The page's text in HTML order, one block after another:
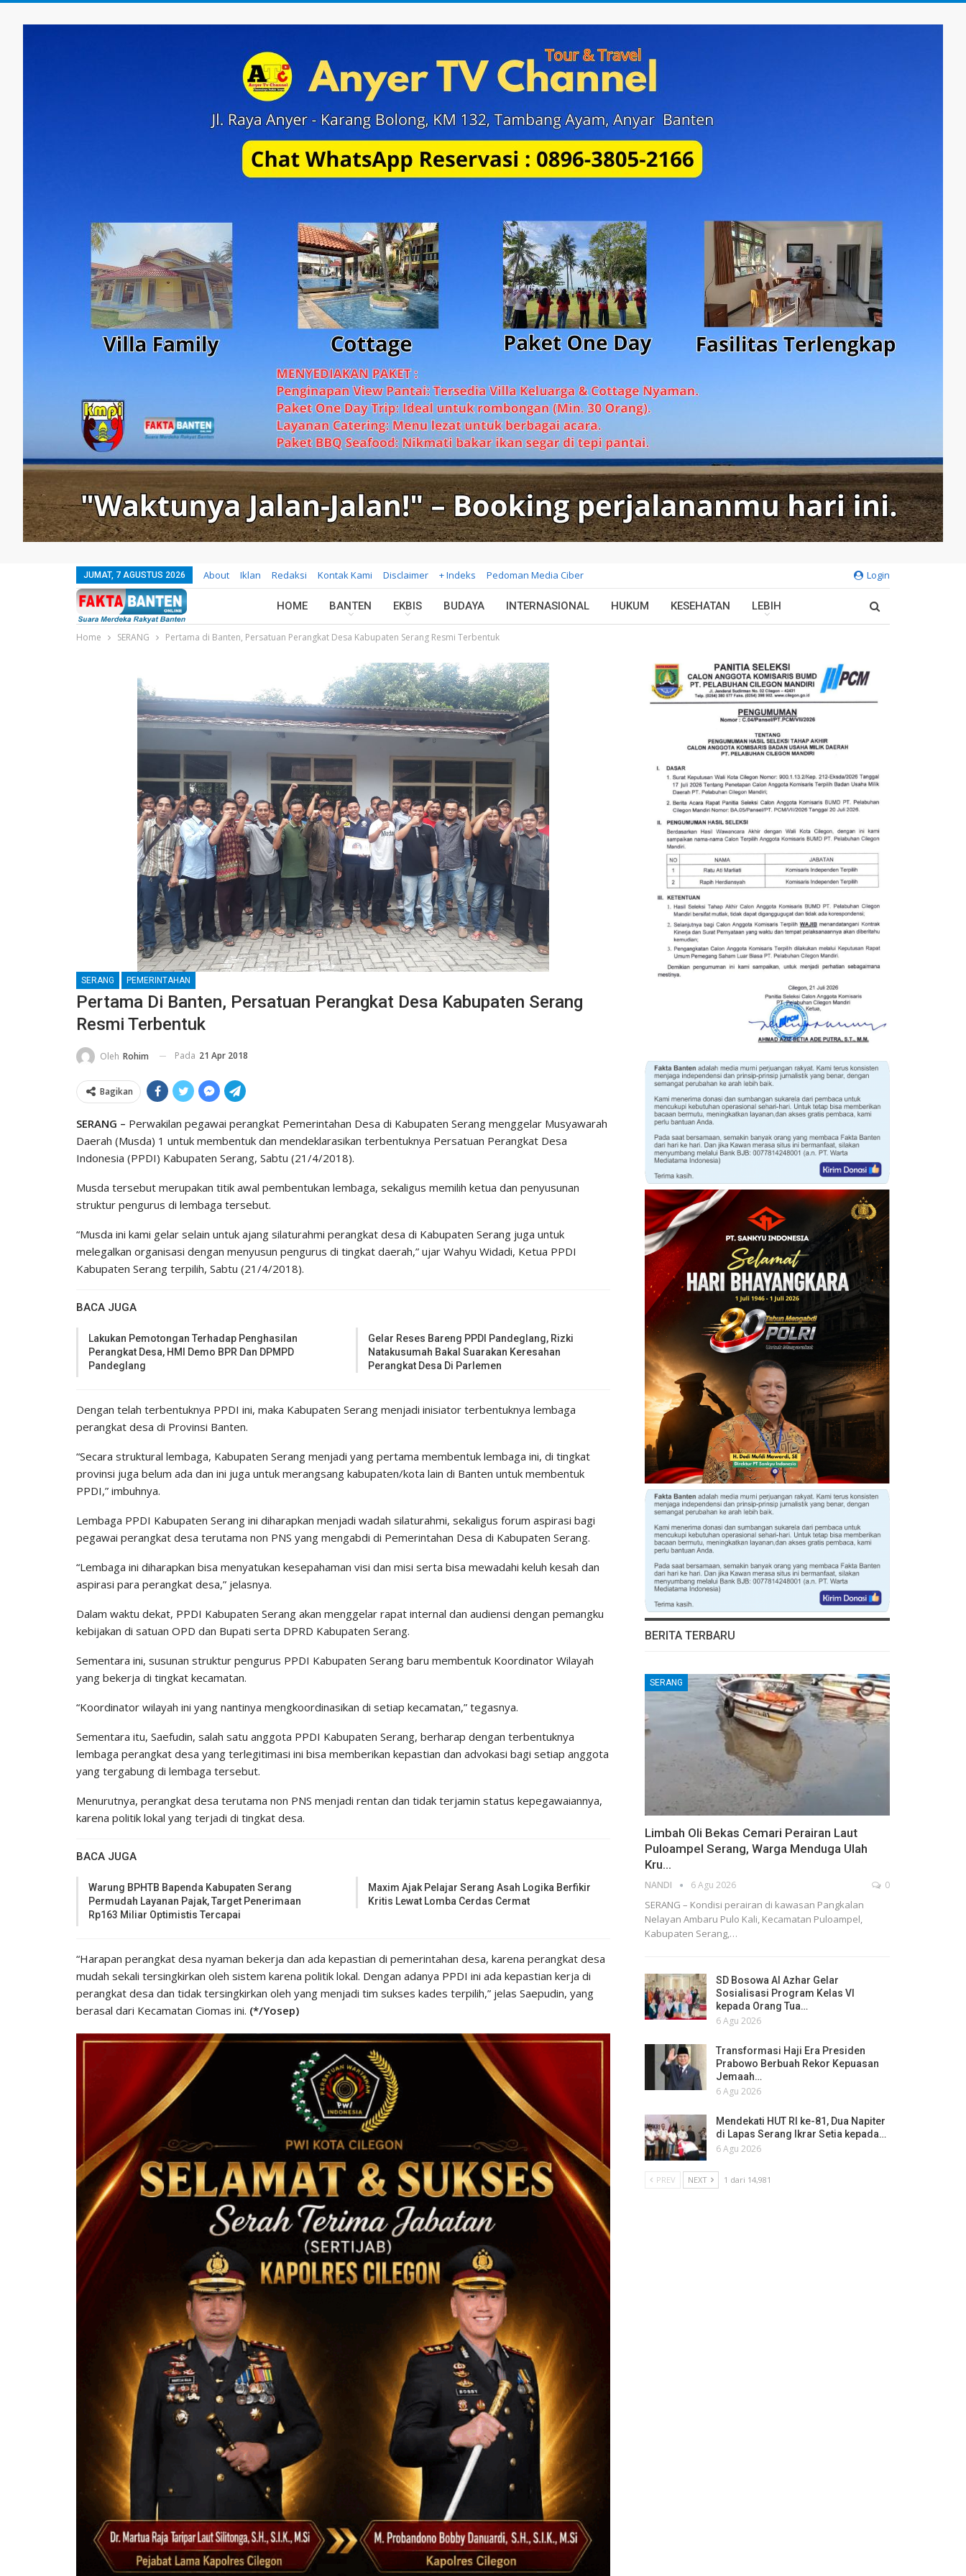
Login
JUMAT, 7 AGUSTUS 2026 About Iklan Redaksi Kontak Kami Disclaimer + Indeks Pedoman Media Ciber
HOME BANTEN EKBIS BUDAYA INTERNASIONAL HUKUM KESEHATAN LEBIH
Home SERANG Pertama di Banten, Persatuan Perangkat Desa Kabupaten Serang Resmi Terbentuk
SERANG PEMERINTAHAN
Pertama Di Banten, Persatuan Perangkat Desa Kabupaten Serang
Resmi Terbentuk
Oleh Rohim Pada 21 Apr 2018
Bagikan
SERANG – Perwakilan pegawai perangkat Pemerintahan Desa di Kabupaten Serang menggelar Musyawarah
Daerah (Musda) 1 untuk membentuk dan mendeklarasikan terbentuknya Persatuan Perangkat Desa
Indonesia (PPDI) Kabupaten Serang, Sabtu (21/4/2018).
Musda tersebut merupakan titik awal pembentukan lembaga, sekaligus memilih ketua dan penyusunan
struktur pengurus di lembaga tersebut.
“Musda ini kami gelar selain untuk ajang silaturahmi perangkat desa di Kabupaten Serang juga untuk
melegalkan organisasi dengan menyusun pengurus di tingkat daerah,” ujar Wahyu Widadi, Ketua PPDI
Kabupaten Serang terpilih, Sabtu (21/4/2018).
BACA JUGA
Lakukan Pemotongan Terhadap Penghasilan
Perangkat Desa, HMI Demo BPR Dan DPMPD
Pandeglang
Gelar Reses Bareng PPDI Pandeglang, Rizki
Natakusumah Bakal Suarakan Keresahan
Perangkat Desa Di Parlemen
Dengan telah terbentuknya PPDI ini, maka Kabupaten Serang menjadi inisiator terbentuknya lembaga
perangkat desa di Provinsi Banten.
“Secara struktural lembaga, Kabupaten Serang menjadi yang pertama membentuk lembaga ini, di tingkat
provinsi juga belum ada dan ini juga untuk merangsang kabupaten/kota lain di Banten untuk membentuk
PPDI,” imbuhnya.
Lembaga PPDI Kabupaten Serang ini diharapkan menjadi wadah silaturahmi, sekaligus forum aspirasi bagi
pegawai perangkat desa terutama non PNS yang mengabdi di Pemerintahan Desa di Kabupaten Serang.
“Lembaga ini diharapkan bisa menyatukan kesepahaman visi dan misi serta bisa mewadahi keluh kesah dan
aspirasi para perangkat desa,” jelasnya.
Dalam waktu dekat, PPDI Kabupaten Serang akan menggelar rapat internal dan audiensi dengan pemangku
kebijakan di satuan OPD dan Bupati serta DPRD Kabupaten Serang.
Sementara ini, susunan struktur pengurus PPDI Kabupaten Serang baru membentuk Koordinator Wilayah
yang bekerja di tingkat kecamatan.
“Koordinator wilayah ini yang nantinya mengkoordinasikan di setiap kecamatan,” tegasnya.
Sementara itu, Saefudin, salah satu anggota PPDI Kabupaten Serang, berharap dengan terbentuknya
lembaga perangkat desa yang terlegitimasi ini bisa memberikan kepastian dan advokasi bagi setiap anggota
yang tergabung di lembaga tersebut.
Menurutnya, perangkat desa terutama non PNS menjadi rentan dan tidak terjamin status kepegawaiannya,
karena politik lokal yang terjadi di tingkat desa.
BACA JUGA
Warung BPHTB Bapenda Kabupaten Serang
Permudah Layanan Pajak, Target Penerimaan
Rp163 Miliar Optimistis Tercapai
Maxim Ajak Pelajar Serang Asah Logika Berfikir
Kritis Lewat Lomba Cerdas Cermat
“Harapan perangkat desa nyaman bekerja dan ada kepastian di pemerintahan desa, karena perangkat desa
mudah sekali tersingkirkan oleh sistem karena politik lokal. Dengan adanya PPDI ini ada kepastian kerja di
perangkat desa dan tidak tersingkirkan oleh yang menjadi tim sukses kades terpilih,” jelas Saepudin, yang
berasal dari Kecamatan Ciomas ini. (*/Yosep)
BERITA TERBARU
SERANG
Limbah Oli Bekas Cemari Perairan Laut
Puloampel Serang, Warga Menduga Ulah
Kru…
NANDI 6 Agu 2026 0
SERANG – Kondisi perairan di kawasan Pangkalan
Nelayan Ambaru Pulo Kali, Kecamatan Puloampel,
Kabupaten Serang,…
SD Bosowa Al Azhar Gelar
Sosialisasi Program Kelas VI
kepada Orang Tua…
6 Agu 2026
Transformasi Haji Era Presiden
Prabowo Berbuah Rekor Kepuasan
Jemaah…
6 Agu 2026
Mendekati HUT RI ke-81, Dua Napiter
di Lapas Serang Ikrar Setia kepada…
6 Agu 2026
PREV NEXT 1 dari 14,981